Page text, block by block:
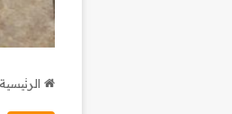
الرئيسية